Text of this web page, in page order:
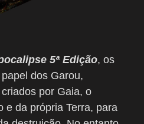
5ª Edição, os
dos Garou,
por Gaia, o
e da própria Terra, para